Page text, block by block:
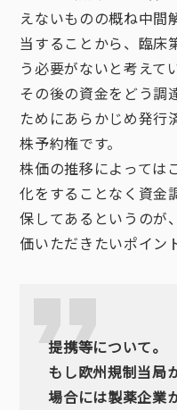
えないものの概ね中間
当することから、臨床
う必要がないと考えて
その後の資金をどう調
ためにあらかじめ発行
株予約権です。
株価の推移によっては
化をすることなく資金
保してあるというのが
価いただきたいポイン
提携等について。
もし欧州規制当局
場合には製薬企業